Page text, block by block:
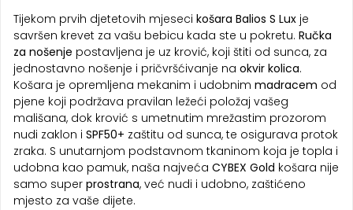
Tijekom prvih djetetovih mjeseci košara Balios S Lux je
savršen krevet za vašu bebicu kada ste u pokretu. Ručka
za nošenje postavljena je uz krović, koji štiti od sunca, za
jednostavno nošenje i pričvršćivanje na okvir kolica.
Košara je opremljena mekanim i udobnim madracem od
pjene koji podržava pravilan ležeći položaj vašeg
mališana, dok krović s umetnutim mrežastim prozorom
nudi zaklon i SPF50+ zaštitu od sunca, te osigurava protok
zraka. S unutarnjom podstavnom tkaninom koja je topla i
udobna kao pamuk, naša najveća CYBEX Gold košara nije
samo super prostrana, već nudi i udobno, zaštićeno
mjesto za vaše dijete.